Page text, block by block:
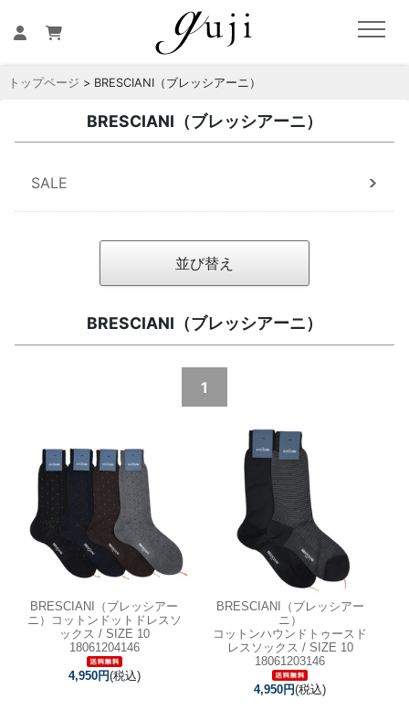
トップページ > BRESCIANI（ブレッシアーニ）
BRESCIANI（ブレッシアーニ）
SALE
並び替え
BRESCIANI（ブレッシアーニ）
1
BRESCIANI（ブレッシアー
ニ）コットンドットドレスソ
ックス / SIZE 10
18061204146
4,950円(税込)
BRESCIANI（ブレッシアー
ニ）
コットンハウンドトゥースド
レスソックス / SIZE 10
18061203146
4,950円(税込)